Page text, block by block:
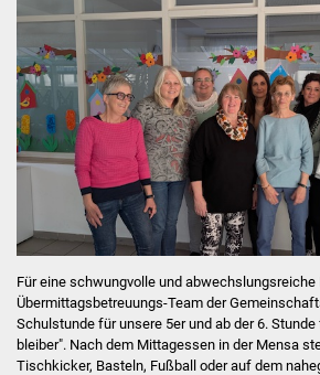
Für eine schwungvolle und
Übermittagsbetreuungs-Team der
Schulstunde für unsere 5er und ab der 6. Stunde
bleiber". Nach dem Mittagessen in der Mensa
Tischkicker, Basteln, Fußball oder auf dem